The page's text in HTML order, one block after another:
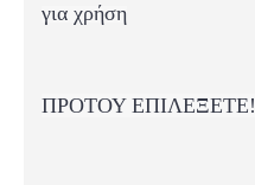
για χρήση
ΠΡΟΤΟΥ ΕΠΙΛΕΞΕΤΕ!